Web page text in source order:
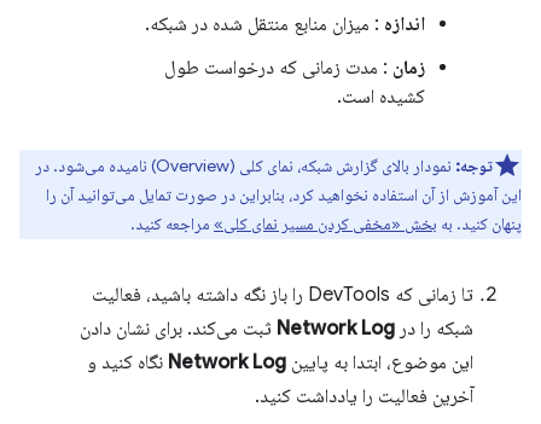
اندازه : میزان منابع منتقل شده در شبکه.
زمان : مدت زمانی که درخواست طول
کشیده است.
توجه:
نمودار بالای گزارش شبکه، نمای کلی (Overview) نامیده می‌شود. در
این آموزش از آن استفاده نخواهید کرد، بنابراین در صورت تمایل می‌توانید آن را
پنهان کنید. به بخش «مخفی کردن مسیر نمای کلی» مراجعه کنید.
تا زمانی که DevTools را باز نگه داشته باشید، فعالیت
شبکه را در Network Log ثبت می‌کند. برای نشان دادن
این موضوع، ابتدا به پایین Network Log نگاه کنید و
آخرین فعالیت را یادداشت کنید.